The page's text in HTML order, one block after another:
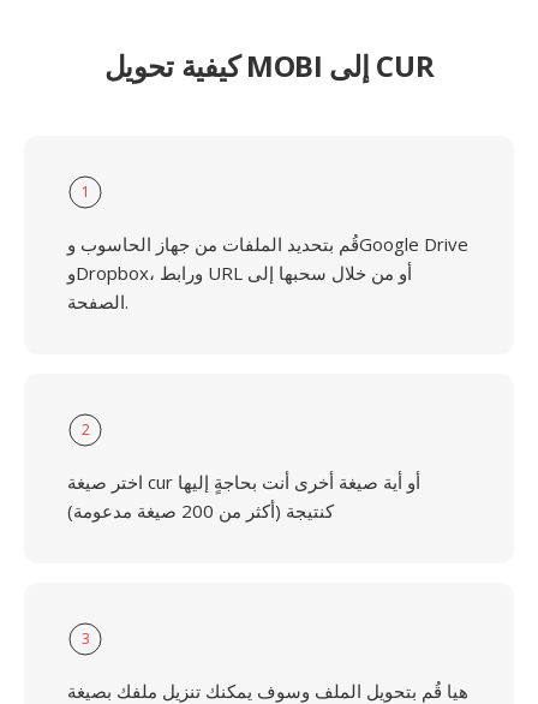
كيفية تحويل MOBI إلى CUR
1
قُم بتحديد الملفات من جهاز الحاسوب وGoogle Drive
وDropbox، ورابط URL أو من خلال سحبها إلى
الصفحة.
2
اختر صيغة cur أو أية صيغة أخرى أنت بحاجةٍ إليها
كنتيجة (أكثر من 200 صيغة مدعومة)
3
هيا قُم بتحويل الملف وسوف يمكنك تنزيل ملفك بصيغة